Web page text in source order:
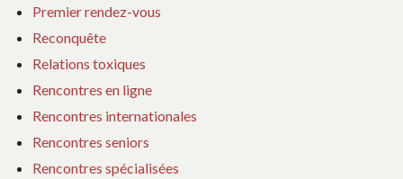
Premier rendez-vous
Reconquête
Relations toxiques
Rencontres en ligne
Rencontres internationales
Rencontres seniors
Rencontres spécialisées